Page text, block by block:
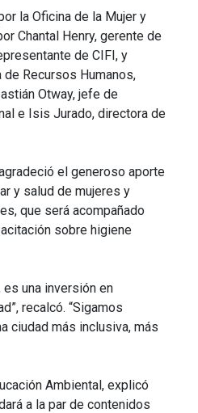
la Oficina de la Mujer y
Chantal Henry, gerente de
de CIFI, y
Recursos Humanos,
Otway, jefe de
e Isis Jurado, directora de
el generoso aporte
y salud de mujeres y
que será acompañado
sobre higiene
es una inversión en
recalcó. “Sigamos
ciudad más inclusiva, más
Ambiental, explicó
a la par de contenidos